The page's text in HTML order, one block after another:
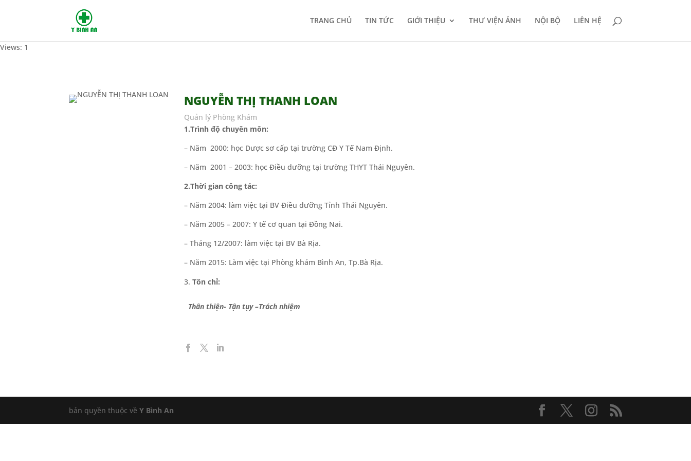
TRANG CHỦ TIN TỨC GIỚI THIỆU THƯ VIỆN ẢNH NỘI BỘ LIÊN HỆ
Views: 1
NGUYỄN THỊ THANH LOAN
Quản lý Phòng Khám
1.Trình độ chuyên môn:
– Năm 2000: học Dược sơ cấp tại trường CĐ Y Tế Nam Định.
– Năm 2001 – 2003: học Điều dưỡng tại trường THYT Thái Nguyên.
2.Thời gian công tác:
– Năm 2004: làm việc tại BV Điều dưỡng Tỉnh Thái Nguyên.
– Năm 2005 – 2007: Y tế cơ quan tại Đồng Nai.
– Tháng 12/2007: làm việc tại BV Bà Rịa.
– Năm 2015: Làm việc tại Phòng khám Bình An, Tp.Bà Rịa.
Tôn chỉ:
Thân thiện- Tận tụy –Trách nhiệm
bản quyền thuộc vềY Bình An